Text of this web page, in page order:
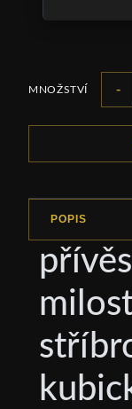
MNOŽSTVÍ -
POPIS